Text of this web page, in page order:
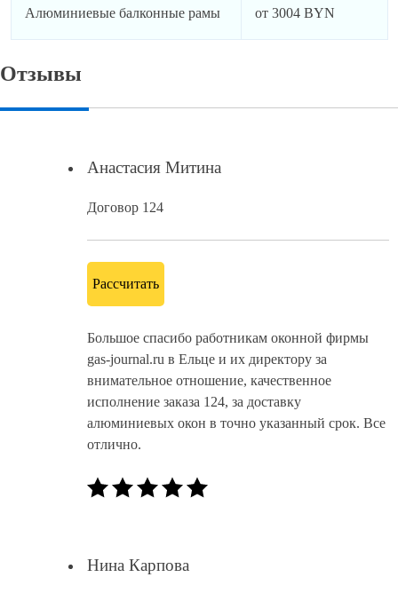
Алюминиевые балконные рамы от 3004 BYN
Отзывы
Анастасия Митина
Договор 124
Рассчитать
Большое спасибо работникам оконной фирмы
gas-journal.ru в Ельце и их директору за
внимательное отношение, качественное
исполнение заказа 124, за доставку
алюминиевых окон в точно указанный срок. Все
отлично.
Нина Карпова